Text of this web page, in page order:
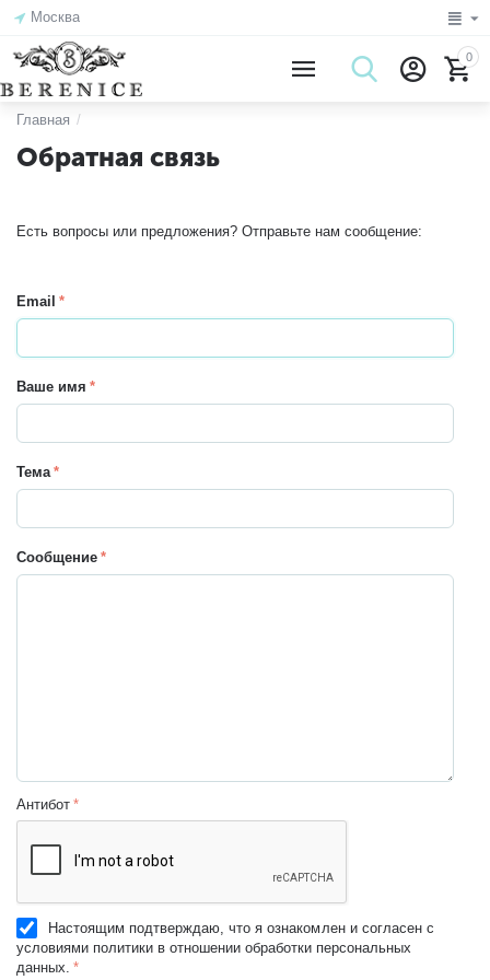
Москва
0
Главная /
Обратная связь
Есть вопросы или предложения? Отправьте нам сообщение:
Email
Ваше имя
Тема
Сообщение
Антибот
Настоящим подтверждаю, что я ознакомлен и согласен с
условиями политики в отношении обработки персональных
данных.